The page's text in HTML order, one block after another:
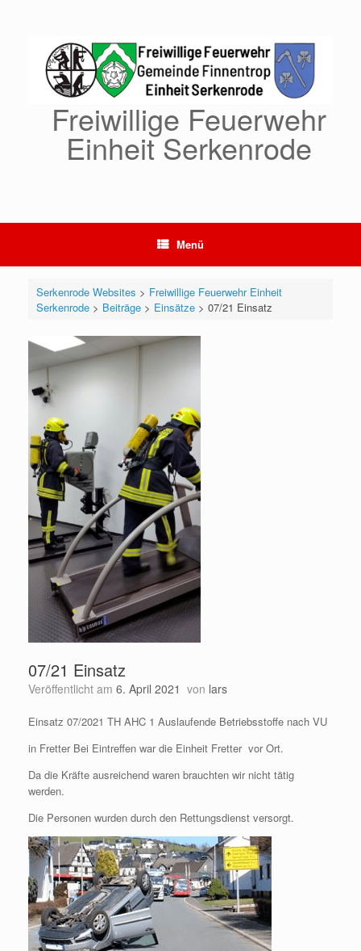
Freiwillige Feuerwehr
Einheit Serkenrode
Menü
Serkenrode Websites > Freiwillige Feuerwehr Einheit
Serkenrode> Beiträge> Einsätze> 07/21 Einsatz
07/21 Einsatz
Veröffentlicht am 6. April 2021 von lars
Einsatz 07/2021 TH AHC 1 Auslaufende Betriebsstoffe nach VU
in Fretter Bei Eintreffen war die Einheit Fretter vor Ort.
Da die Kräfte ausreichend waren brauchten wir nicht tätig
werden.
Die Personen wurden durch den Rettungsdienst versorgt.